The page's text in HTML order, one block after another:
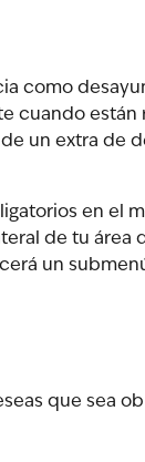
como
cuando
un extra de
en el
de tu área
un
que sea